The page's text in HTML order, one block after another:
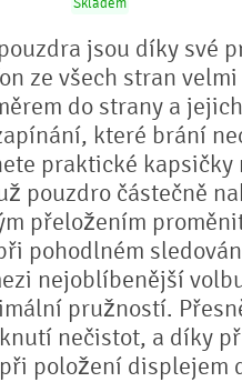
jsou díky své
ze všech stran
do strany a
které brání
praktické kapsičky
pouzdro částečně
přeložením
pohodlném
nejoblíbenější
pružností.
nečistot, a díky
položení displejem